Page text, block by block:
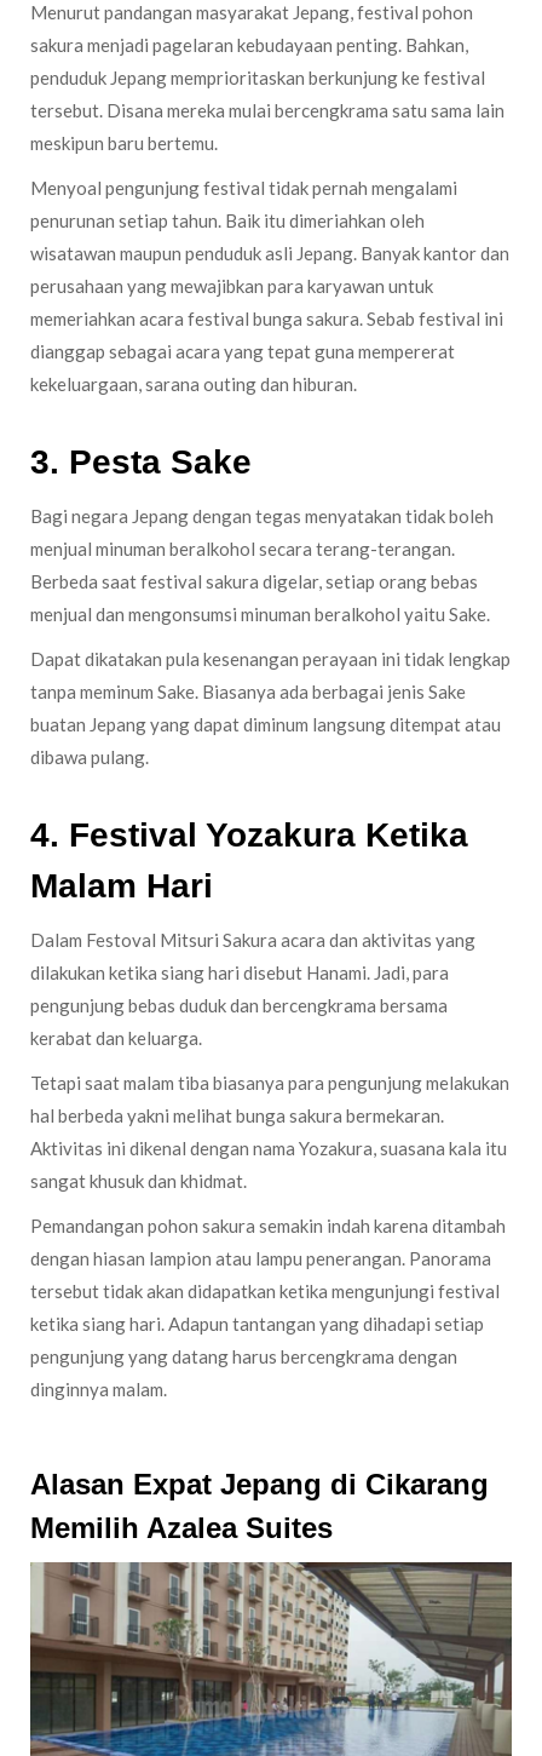
Menurut pandangan masyarakat Jepang, festival pohon
sakura menjadi pagelaran kebudayaan penting. Bahkan,
penduduk Jepang memprioritaskan berkunjung ke festival
tersebut. Disana mereka mulai bercengkrama satu sama lain
meskipun baru bertemu.
Menyoal pengunjung festival tidak pernah mengalami
penurunan setiap tahun. Baik itu dimeriahkan oleh
wisatawan maupun penduduk asli Jepang. Banyak kantor dan
perusahaan yang mewajibkan para karyawan untuk
memeriahkan acara festival bunga sakura. Sebab festival ini
dianggap sebagai acara yang tepat guna mempererat
kekeluargaan, sarana outing dan hiburan.
3. Pesta Sake
Bagi negara Jepang dengan tegas menyatakan tidak boleh
menjual minuman beralkohol secara terang-terangan.
Berbeda saat festival sakura digelar, setiap orang bebas
menjual dan mengonsumsi minuman beralkohol yaitu Sake.
Dapat dikatakan pula kesenangan perayaan ini tidak lengkap
tanpa meminum Sake. Biasanya ada berbagai jenis Sake
buatan Jepang yang dapat diminum langsung ditempat atau
dibawa pulang.
4. Festival Yozakura Ketika
Malam Hari
Dalam Festoval Mitsuri Sakura acara dan aktivitas yang
dilakukan ketika siang hari disebut Hanami. Jadi, para
pengunjung bebas duduk dan bercengkrama bersama
kerabat dan keluarga.
Tetapi saat malam tiba biasanya para pengunjung melakukan
hal berbeda yakni melihat bunga sakura bermekaran.
Aktivitas ini dikenal dengan nama Yozakura, suasana kala itu
sangat khusuk dan khidmat.
Pemandangan pohon sakura semakin indah karena ditambah
dengan hiasan lampion atau lampu penerangan. Panorama
tersebut tidak akan didapatkan ketika mengunjungi festival
ketika siang hari. Adapun tantangan yang dihadapi setiap
pengunjung yang datang harus bercengkrama dengan
dinginnya malam.
Alasan Expat Jepang di Cikarang
Memilih Azalea Suites